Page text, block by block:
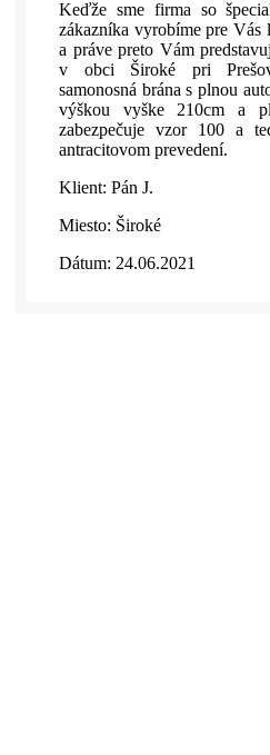
Keďže sme firma so
zákazníka vyrobíme pre Vás
a práve preto Vám
v obci Široké pri
samonosná brána s plnou
výškou vyške 210cm a
zabezpečuje vzor 100 a
antracitovom prevedení.
Klient: Pán J.
Miesto: Široké
Dátum: 24.06.2021